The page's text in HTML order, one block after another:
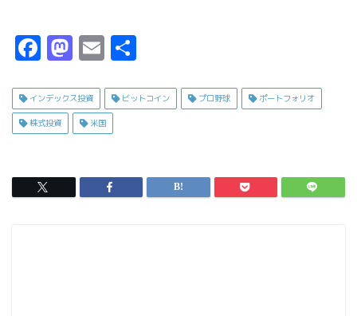
F
c
e
o
o
M
s
t
d
o
E
ai
l
インデックス投資 ビットコイン プロ野球 ポートフォリオ
株式投資 米国